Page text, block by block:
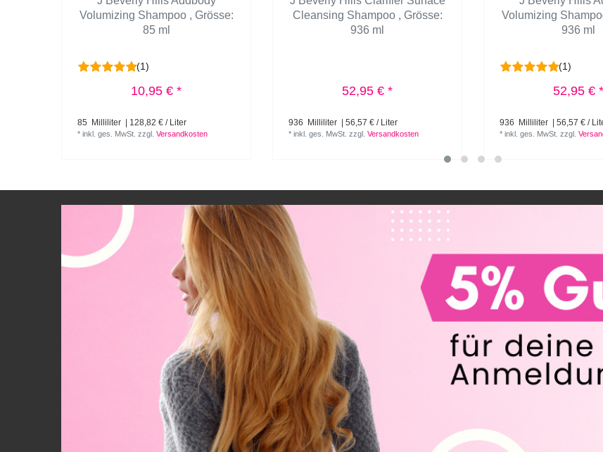
Volumizing Shampoo , Grösse:
85 ml
(1)
10,95 € *
85 Milliliter | 128,82 € / Liter
*inkl. ges. MwSt. zzgl.Versandkosten
Cleansing Shampoo , Grösse:
936 ml
52,95 € *
936 Milliliter | 56,57 € / Liter
*inkl. ges. MwSt. zzgl.Versandkosten
Volumizing
936 ml
(1)
52,95 € *
936 Milliliter | 56,57 € /
*inkl. ges. MwSt. zzgl.